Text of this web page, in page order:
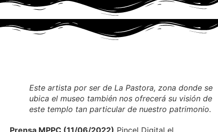
Este artista por ser de La Pastora, zona donde se
ubica el museo también nos ofrecerá su visión de
este templo tan particular de nuestro patrimonio.
Prensa MPPC (11/06/2022) Pincel Digital el